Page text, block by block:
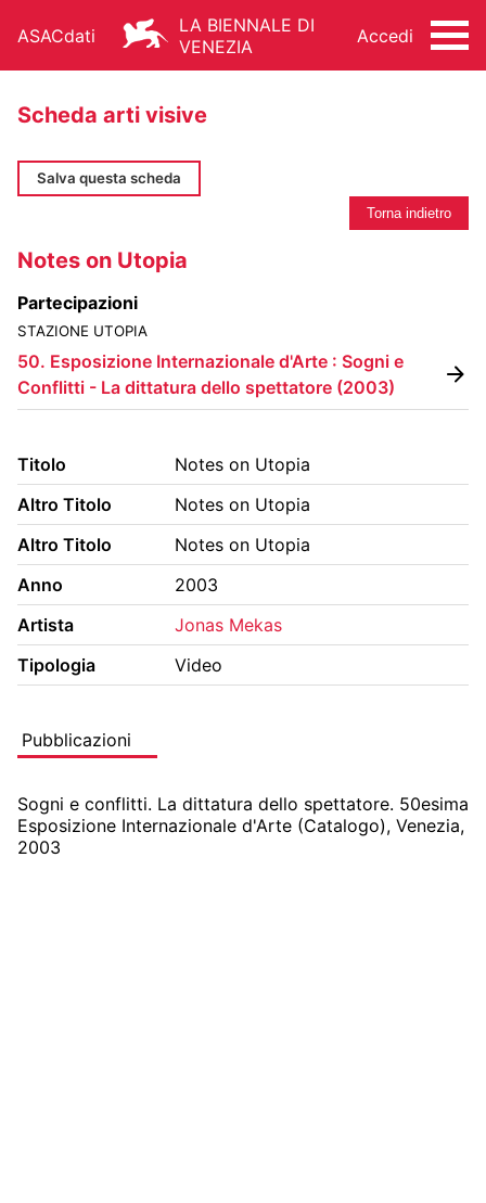
ASACdati
LA BIENNALE DI
VENEZIA
Accedi
ARCHITETTURA
DANZA
MUSICA
ALTRE ATTIVITÀ
FONDO STORICO
BIBLIOTECA E PERIODICI
CINETECA
FONDO ARTISTICO
FOTOTECA
MANIFESTI
MEDIATECA
RACCOLTA DOCUMENTARIA
RASSEGNA STAMPA
FONDI ESTERNI
Scheda arti visive
Salva questa scheda
Torna indietro
Notes on Utopia
Partecipazioni
STAZIONE UTOPIA
50. Esposizione Internazionale d'Arte : Sogni e
Conflitti - La dittatura dello spettatore (2003)
Titolo
Notes on Utopia
Altro Titolo
Notes on Utopia
Altro Titolo
Notes on Utopia
Anno
2003
Artista
Jonas Mekas
Tipologia
Video
Pubblicazioni
Sogni e conflitti. La dittatura dello spettatore. 50esima
Esposizione Internazionale d'Arte (Catalogo), Venezia,
2003